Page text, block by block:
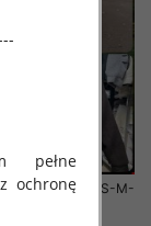
zimowe Roz S-M-
pełne
ochronę